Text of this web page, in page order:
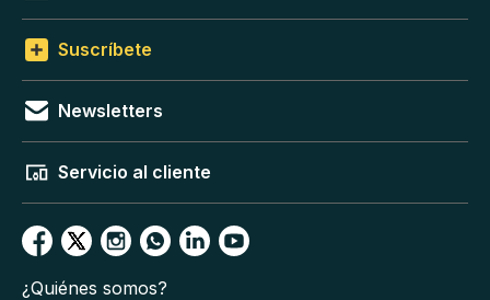
Suscríbete
Newsletters
Servicio al cliente
¿Quiénes somos?